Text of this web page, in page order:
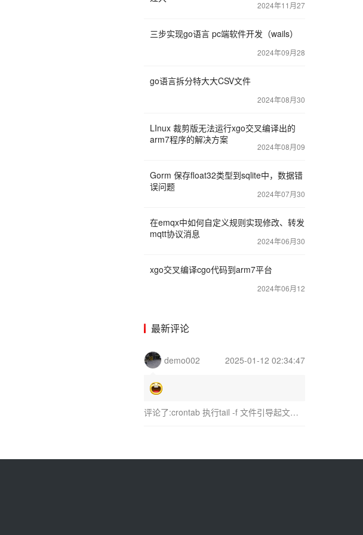
2024年11月27
三步实现go语言 pc端软件开发（wails）
2024年09月28
go语言拆分特大大CSV文件
2024年08月30
LInux 裁剪版无法运行xgo交叉编译出的
arm7程序的解决方案
2024年08月09
Gorm 保存float32类型到sqlite中，数据错
误问题
2024年07月30
在emqx中如何自定义规则实现修改、转发
mqtt协议消息
2024年06月30
xgo交叉编译cgo代码到arm7平台
2024年06月12
最新评论
demo002 2025-01-12 02:34:47
评论了:crontab 执行tail -f 文件引导起文件打开数过大